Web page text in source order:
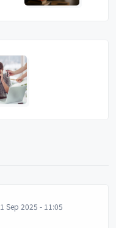
1 Sep 2025 - 11:05